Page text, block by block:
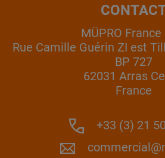
MÜPRO France
Rue Camille Guérin ZI est
BP 727
62031 Arras
France
+33 (3) 21